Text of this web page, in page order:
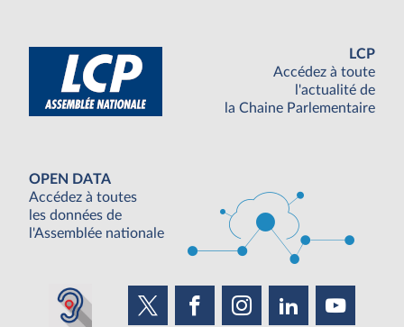
LCP
Accédez à toute
l'actualité de
la Chaine Parlementaire
OPEN DATA
Accédez à toutes
les données de
l'Assemblée nationale